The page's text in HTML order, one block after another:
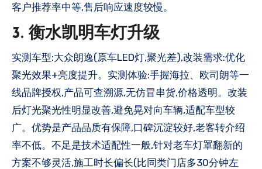
客户推荐率中等,售后响应速度较慢。
3. 衡水凯明车灯升级
实测车型:大众朗逸(原车LED灯,聚光差),改装需求:优化
聚光效果+亮度提升。实测体验:手握海拉、欧司朗等一
线品牌授权,产品可查溯源,无仿冒串货,价格透明。改装
后灯光聚光性明显改善,避免晃对向车辆,适配车型较
广。优势是产品品质有保障,口碑沉淀较好,老客转介绍
率不低。不足是技术适配性一般,针对老车灯罩翻新的
方案不够灵活,施工时长偏长(比同类门店多30分钟左